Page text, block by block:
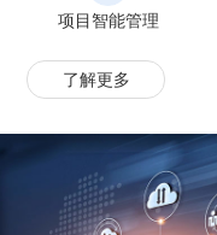
项目智能管理
了解更多